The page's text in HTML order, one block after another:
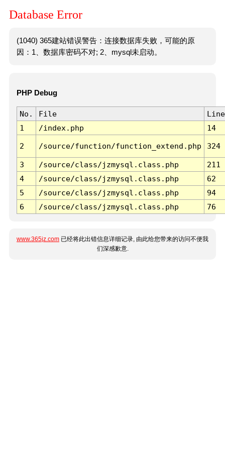
Database Error
(1040) 365建站错误警告：连接数据库失败，可能的原
因：1、数据库密码不对; 2、mysql未启动。
PHP Debug
No. File
Line
1
/index.php 14
2 /source/function/function_extend.php 324
3 /source/class/jzmysql.class.php
211
4
/source/class/jzmysql.class.php
62
5
/source/class/jzmysql.class.php
94
6
/source/class/jzmysql.class.php 76
www.365jz.com 已经将此出错信息详细记录, 由此给您带来的访问不便我
们深感歉意.